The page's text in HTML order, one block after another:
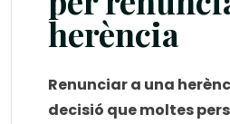
herència
Renunciar a una
decisió que moltes